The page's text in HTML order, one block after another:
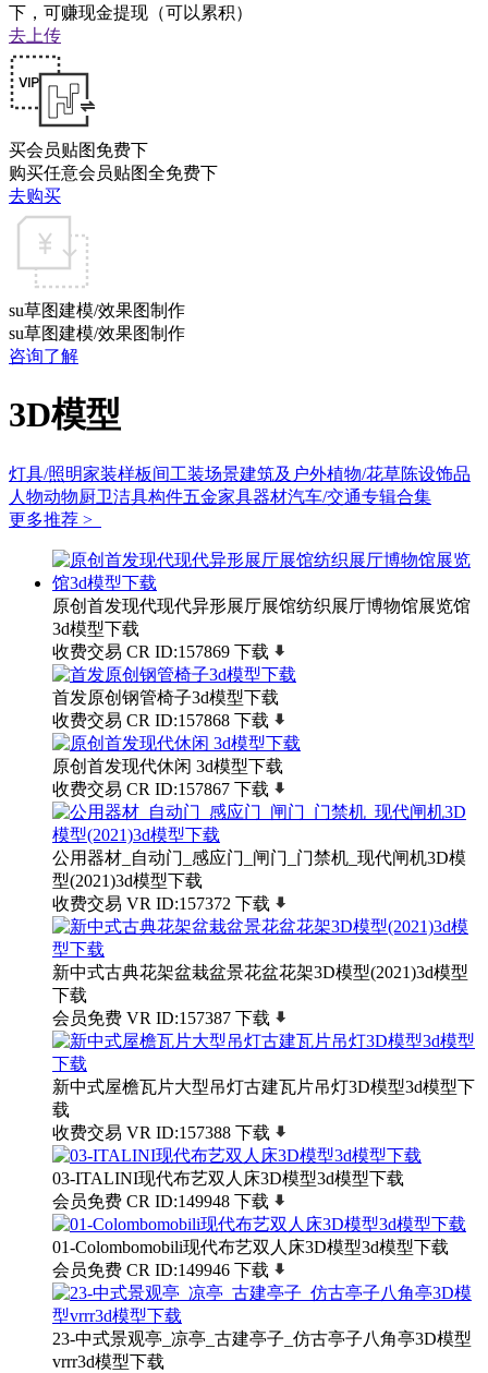
下，可赚现金提现（可以累积）
去上传
买会员贴图免费下
购买任意会员贴图全免费下
去购买
su草图建模/效果图制作
su草图建模/效果图制作
咨询了解
3D模型
灯具/照明家装样板间工装场景建筑及户外植物/花草陈设饰品
人物动物厨卫洁具构件五金家具器材汽车/交通专辑合集
更多推荐 >
原创首发现代现代异形展厅展馆纺织展厅博物馆展览馆
3d模型下载
收费交易 CR ID:157869 下载
首发原创钢管椅子3d模型下载
收费交易 CR ID:157868 下载
原创首发现代休闲 3d模型下载
收费交易 CR ID:157867 下载
公用器材_自动门_感应门_闸门_门禁机_现代闸机3D模
型(2021)3d模型下载
收费交易 VR ID:157372 下载
新中式古典花架盆栽盆景花盆花架3D模型(2021)3d模型
下载
会员免费 VR ID:157387 下载
新中式屋檐瓦片大型吊灯古建瓦片吊灯3D模型3d模型下
载
收费交易 VR ID:157388 下载
03-ITALINI现代布艺双人床3D模型3d模型下载
会员免费 CR ID:149948 下载
01-Colombomobili现代布艺双人床3D模型3d模型下载
会员免费 CR ID:149946 下载
23-中式景观亭_凉亭_古建亭子_仿古亭子八角亭3D模型
vrrr3d模型下载